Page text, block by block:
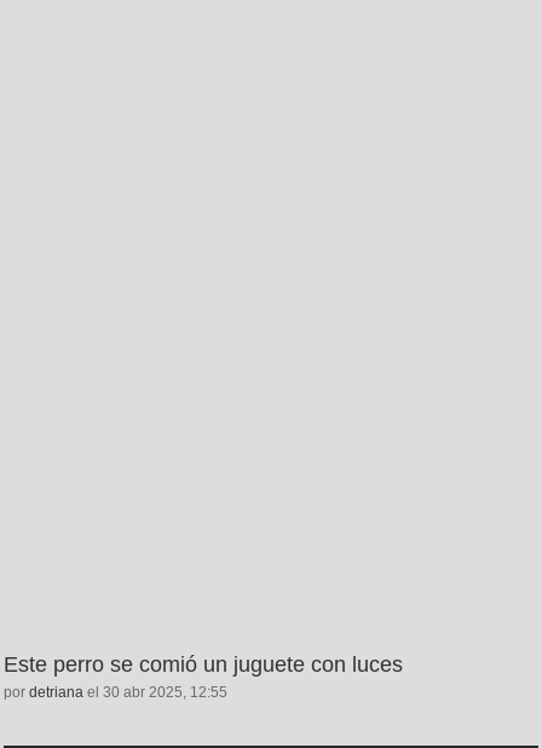
Este perro se comió un juguete con luces
por detriana el 30 abr 2025, 12:55